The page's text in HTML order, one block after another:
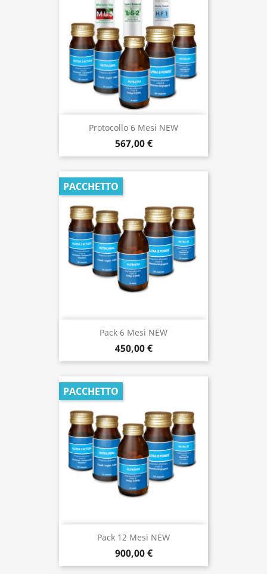
Protocollo 6 Mesi NEW
567,00 €
Pack 6 Mesi NEW
450,00 €
PACCHETTO
Pack 12 Mesi NEW
900,00 €
PACCHETTO